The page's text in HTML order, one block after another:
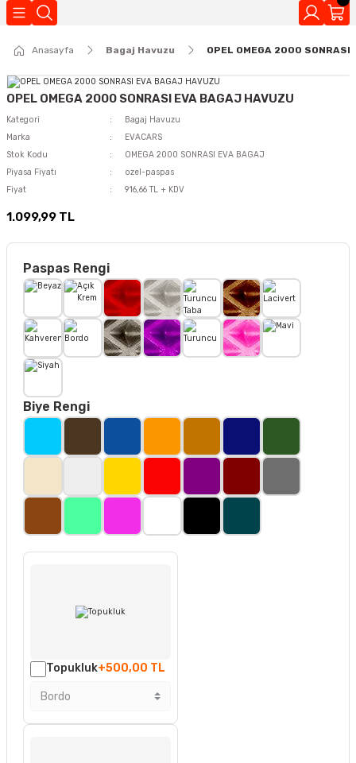
Anasayfa Bagaj Havuzu OPEL OMEGA 2000 SONRASI
OPEL OMEGA 2000 SONRASI EVA BAGAJ HAVUZU
Kategori
Bagaj Havuzu
Marka
EVACARS
Stok Kodu
OMEGA 2000 SONRASI EVA BAGAJ
Piyasa Fiyatı
ozel-paspas
Fiyat
916,66 TL + KDV
1.099,99 TL
Paspas Rengi
Biye Rengi
Topukluk+500,00 TL